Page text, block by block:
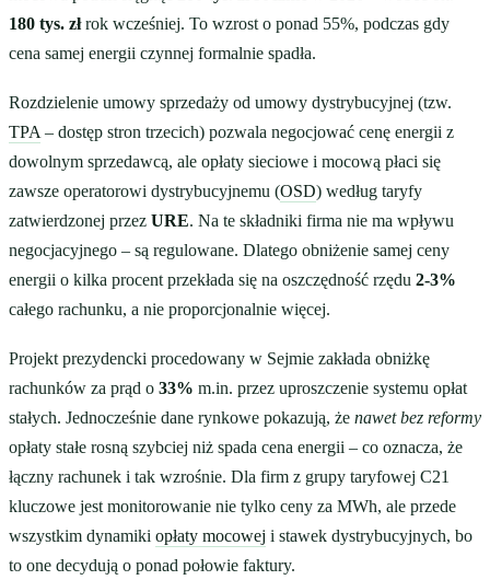
180 tys. złrok wcześniej. To wzrost o ponad 55%, podczas gdy
cena samej energii czynnej formalnie spadła.
Rozdzielenie umowy sprzedaży od umowy dystrybucyjnej (tzw.
TPA – dostęp stron trzecich) pozwala negocjować cenę energii z
dowolnym sprzedawcą, ale opłaty sieciowe i mocową płaci się
zawsze operatorowi dystrybucyjnemu (OSD) według taryfy
zatwierdzonej przez URE. Na te składniki firma nie ma wpływu
negocjacyjnego – są regulowane. Dlatego obniżenie samej ceny
energii o kilka procent przekłada się na oszczędność rzędu 2-3%
całego rachunku, a nie proporcjonalnie więcej.
Projekt prezydencki procedowany w Sejmie zakłada obniżkę
rachunków za prąd o 33% m.in. przez uproszczenie systemu opłat
stałych. Jednocześnie dane rynkowe pokazują, że nawet bez reformy
opłaty stałe rosną szybciej niż spada cena energii – co oznacza, że
łączny rachunek i tak wzrośnie. Dla firm z grupy taryfowej C21
kluczowe jest monitorowanie nie tylko ceny za MWh, ale przede
wszystkim dynamiki opłaty mocowej i stawek dystrybucyjnych, bo
to one decydują o ponad połowie faktury.